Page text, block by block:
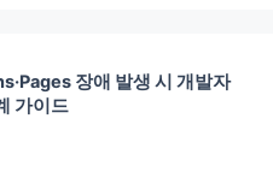
장애 발생 시 개발자
가이드